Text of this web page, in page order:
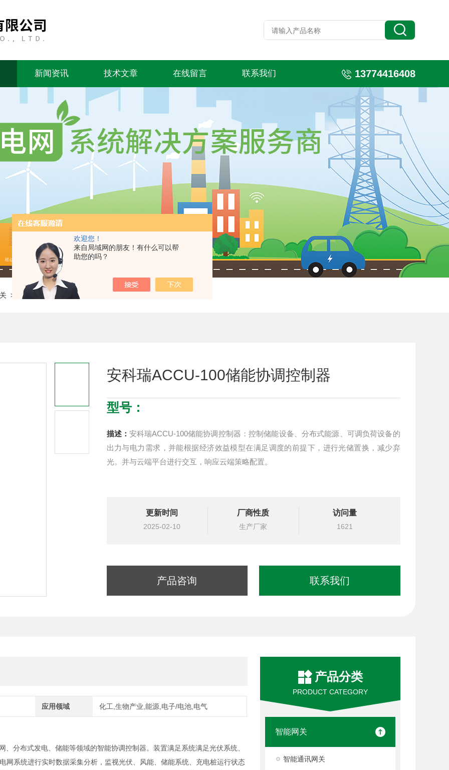
欢迎您！
来自局域网的朋友！有什么可以帮
助您的吗？
新闻资讯 技术文章 在线留言 联系我们 13774416408
> 安科瑞ACCU-100储能协调控制器
安科瑞ACCU-100储能协调控制器
型号：
描述： 安科瑞ACCU-100储能协调控制器：控制储能设备、分布式能源、可调负荷设备的
出力与电力需求，并能根据经济效益模型在满足调度的前提下，进行光储置换，减少弃
光。并与云端平台进行交互，响应云端策略配置。
更新时间
2025-02-10
厂商性质
生产厂家
访问量
1621
产品咨询 联系我们
产品分类
PRODUCT CATEGORY
智能网关
智能通讯网关
应用领域 化工,生物产业,能源,电子/电池,电气
、分布式发电、储能等领域的智能协调控制器。装置满足系统满足光伏系统、
网系统进行实时数据采集分析，监视光伏、风能、储能系统、充电桩运行状态